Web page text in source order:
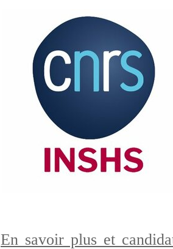
En savoir plus et